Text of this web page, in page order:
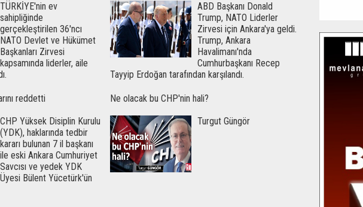
TÜRKİYE'nin ev
sahipliğinde
gerçekleştirilen 36'ncı
NATO Devlet ve Hükümet
Başkanları Zirvesi
kapsamında liderler, aile
ABD Başkanı Donald
Trump, NATO Liderler
Zirvesi için Ankara'ya geldi.
Trump, Ankara
Havalimanı'nda
Cumhurbaşkanı Recep
Tayyip Erdoğan tarafından karşılandı.
reddetti
CHP Yüksek Disiplin Kurulu
(YDK), haklarında tedbir
kararı bulunan 7 il başkanı
ile eski Ankara Cumhuriyet
Savcısı ve yedek YDK
Üyesi Bülent Yücetürk'ün
Ne olacak bu CHP'nin hali?
Turgut Güngör